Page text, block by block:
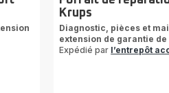
Krups
Diagnostic, pièces et
extension de garantie de
Expédié par l’entrepôt